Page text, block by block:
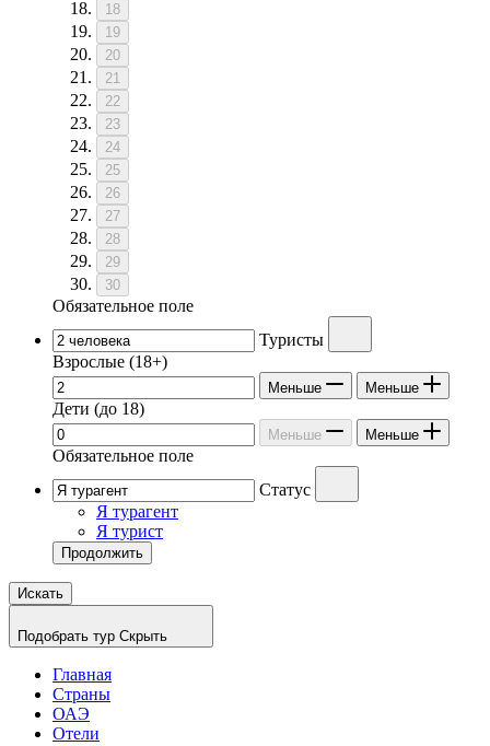
18
19
20
21
22
23
24
25
26
27
28
29
30
Обязательное поле
Туристы
Взрослые (18+)
Меньше Меньше
Дети (до 18)
Меньше Меньше
Обязательное поле
Статус
Я турагент
Я турист
Продолжить
Искать
Подобрать тур Скрыть
Главная
Страны
ОАЭ
Отели